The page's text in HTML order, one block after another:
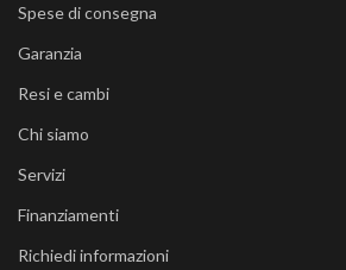
Spese di consegna
Garanzia
Resi e cambi
Chi siamo
Servizi
Finanziamenti
Richiedi informazioni